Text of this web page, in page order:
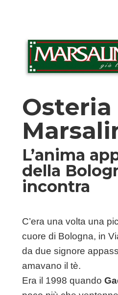
Osteria
L’anima
della
incontra
C’era una volta una
cuore di Bologna, in
da due signore
amavano il tè.
Era il 1998 quando